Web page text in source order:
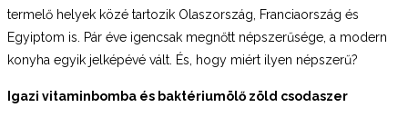
termelő helyek közé tartozik Olaszország, Franciaország és
Egyiptom is. Pár éve igencsak megnőtt népszerűsége, a modern
konyha egyik jelképévé vált. És, hogy miért ilyen népszerű?
Igazi vitaminbomba és baktériumölő zöld csodaszer